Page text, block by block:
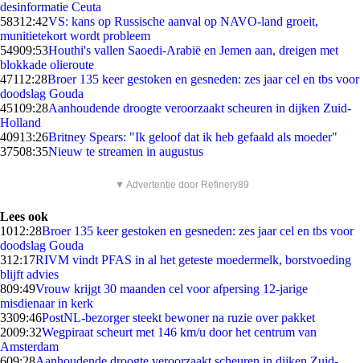
desinformatie Ceuta
58312:42VS: kans op Russische aanval op NAVO-land groeit,
munitietekort wordt probleem
54909:53Houthi's vallen Saoedi-Arabië en Jemen aan, dreigen met
blokkade olieroute
47112:28Broer 135 keer gestoken en gesneden: zes jaar cel en tbs voor
doodslag Gouda
45109:28Aanhoudende droogte veroorzaakt scheuren in dijken Zuid-
Holland
40913:26Britney Spears: "Ik geloof dat ik heb gefaald als moeder"
37508:35Nieuw te streamen in augustus
▼ Advertentie door Refinery89
Lees ook
1012:28Broer 135 keer gestoken en gesneden: zes jaar cel en tbs voor
doodslag Gouda
312:17RIVM vindt PFAS in al het geteste moedermelk, borstvoeding
blijft advies
809:49Vrouw krijgt 30 maanden cel voor afpersing 12-jarige
misdienaar in kerk
3309:46PostNL-bezorger steekt bewoner na ruzie over pakket
2009:32Wegpiraat scheurt met 146 km/u door het centrum van
Amsterdam